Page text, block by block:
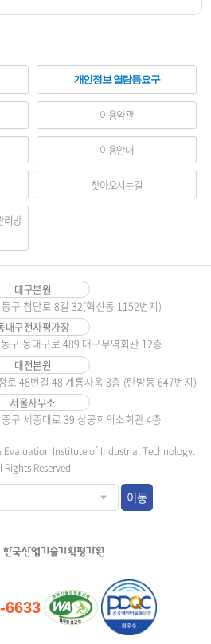
개인정보 열람등요구
이용약관
이용안내
찾아오시는길
리방
대구본원
구 첨단로 8길 32(혁신동 1152번지)
대구전자평가장
구 동대구로 489 대구무역회관 12층
대전분원
로 48번길 48 계룡사옥 3층 (탄방동 647번지)
서울사무소
구 세종대로 39 상공회의소회관 4층
Institute of Industrial Technology.
Rights Reserved.
이동
6633